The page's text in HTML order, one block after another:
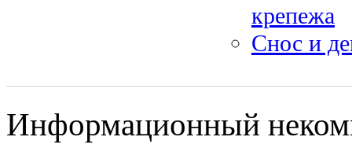
крепежа
Снос и
Информационный